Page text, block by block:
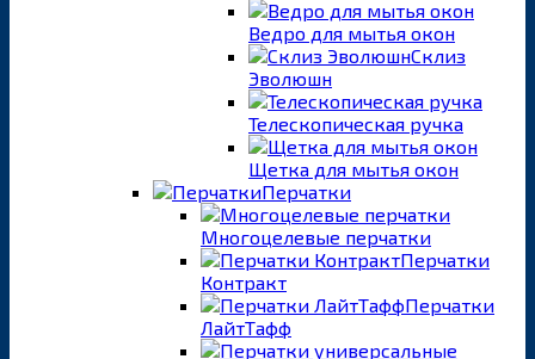
Ведро для мытья окон
Склиз
Эволюшн
Телескопическая ручка
Щетка для мытья окон
Перчатки
Многоцелевые перчатки
Перчатки
Контракт
Перчатки
ЛайтТафф